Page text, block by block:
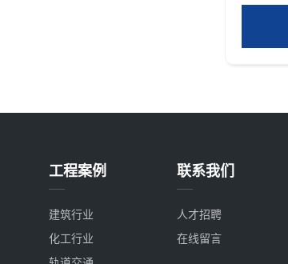
工程案例
建筑行业
化工行业
联系我们
人才招聘
在线留言